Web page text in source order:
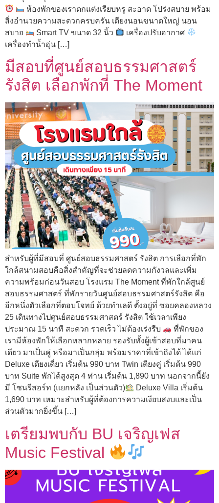
ห้องพักของเราตกแต่งเรียบหรู สะอาด โปร่งสบาย พร้อม
สิ่งอำนวยความสะดวกครบครัน เตียงนอนขนาดใหญ่ นอน
สบาย
Smart TV ขนาด 32 นิ้ว
เครื่องปรับอากาศ
เครื่องทำน้ำอุ่น […]
มีสอบที่ศูนย์สอบธรรมศาสตร์
รังสิต เลือกพักที่ The Moment
สำหรับผู้ที่มีสอบที่ ศูนย์สอบธรรมศาสตร์ รังสิต การเลือกที่พัก
ใกล้สนามสอบคือสิ่งสำคัญที่จะช่วยลดความกังวลและเพิ่ม
ความพร้อมก่อนวันสอบ โรงแรม The Moment ที่พักใกล้ศูนย์
สอบธรรมศาสตร์ ที่พักรายวันศูนย์สอบธรรมศาสตร์รังสิต คือ
อีกหนึ่งตัวเลือกที่ตอบโจทย์ ด้วยทำเลดี ตั้งอยู่ที่ ซอยคลองหลวง
25 เดินทางไปศูนย์สอบธรรมศาสตร์ รังสิต ใช้เวลาเพียง
ประมาณ 15 นาที สะดวก รวดเร็ว ไม่ต้องเร่งรีบ
ที่พักของ
เรามีห้องพักให้เลือกหลากหลาย รองรับทั้งผู้เข้าสอบที่มาคน
เดียว มาเป็นคู่ หรือมาเป็นกลุ่ม พร้อมราคาที่เข้าถึงได้ ได้แก่
Deluxe เตียงเดี่ยว เริ่มต้น 990 บาท Twin เตียงคู่ เริ่มต้น 990
บาท Suite พักได้สูงสุด 4 ท่าน เริ่มต้น 1,890 บาท นอกจากนี้ยัง
มี โซนรีสอร์ท (แยกหลัง เป็นส่วนตัว)
Deluxe Villa เริ่มต้น
1,690 บาท เหมาะสำหรับผู้ที่ต้องการความเงียบสงบและเป็น
ส่วนตัวมากยิ่งขึ้น […]
เตรียมพบกับ BU เจริญเฟส
Music Festival